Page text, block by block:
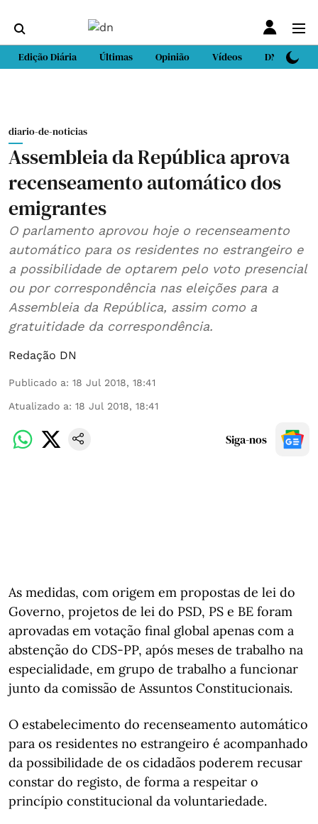
Edição Diária Últimas Opinião Vídeos DN Sport
diario-de-noticias
Assembleia da República aprova
recenseamento automático dos
emigrantes
O parlamento aprovou hoje o recenseamento
automático para os residentes no estrangeiro e
a possibilidade de optarem pelo voto presencial
ou por correspondência nas eleições para a
Assembleia da República, assim como a
gratuitidade da correspondência.
Redação DN
Publicado a: 18 Jul 2018, 18:41
Atualizado a: 18 Jul 2018, 18:41
Siga-nos
As medidas, com origem em propostas de lei do
Governo, projetos de lei do PSD, PS e BE foram
aprovadas em votação final global apenas com a
abstenção do CDS-PP, após meses de trabalho na
especialidade, em grupo de trabalho a funcionar
junto da comissão de Assuntos Constitucionais.
O estabelecimento do recenseamento automático
para os residentes no estrangeiro é acompanhado
da possibilidade de os cidadãos poderem recusar
constar do registo, de forma a respeitar o
princípio constitucional da voluntariedade.